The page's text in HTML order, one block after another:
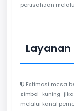
perusahaan
Estimasi masa
simbol kuning
melalui kanal